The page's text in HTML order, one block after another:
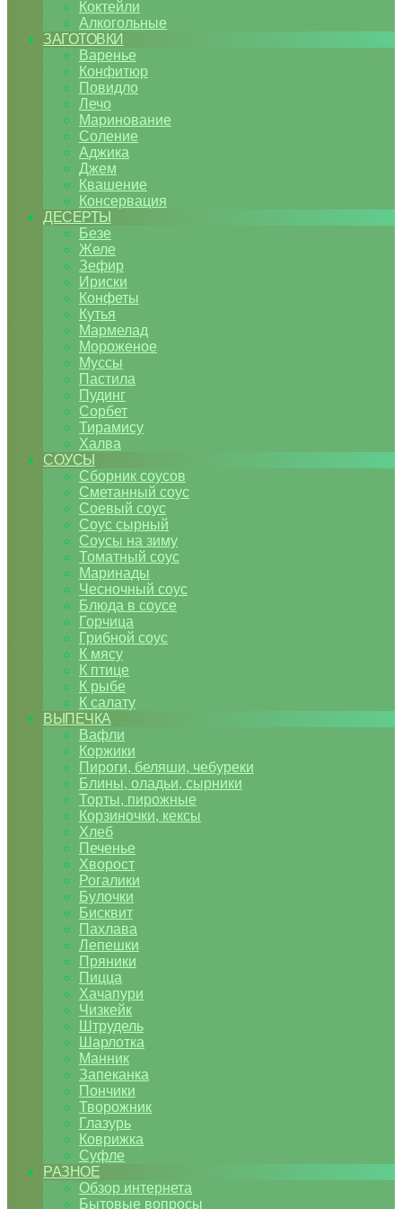
Коктейли
Алкогольные
ЗАГОТОВКИ
Варенье
Конфитюр
Повидло
Лечо
Маринование
Соление
Аджика
Джем
Квашение
Консервация
ДЕСЕРТЫ
Безе
Желе
Зефир
Ириски
Конфеты
Кутья
Мармелад
Мороженое
Муссы
Пастила
Пудинг
Сорбет
Тирамису
Халва
СОУСЫ
Сборник соусов
Сметанный соус
Соевый соус
Соус сырный
Соусы на зиму
Томатный соус
Маринады
Чесночный соус
Блюда в соусе
Горчица
Грибной соус
К мясу
К птице
К рыбе
К салату
ВЫПЕЧКА
Вафли
Коржики
Пироги, беляши, чебуреки
Блины, оладьи, сырники
Торты, пирожные
Корзиночки, кексы
Хлеб
Печенье
Хворост
Рогалики
Булочки
Бисквит
Пахлава
Лепешки
Пряники
Пицца
Хачапури
Чизкейк
Штрудель
Шарлотка
Манник
Запеканка
Пончики
Творожник
Глазурь
Коврижка
Суфле
РАЗНОЕ
Обзор интернета
Бытовые вопросы